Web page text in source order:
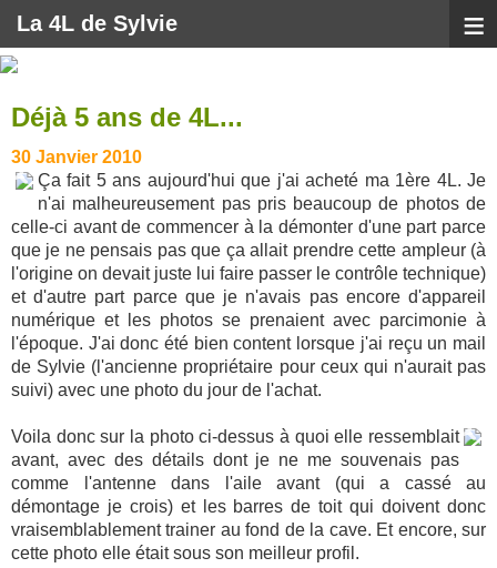
Déjà 5 ans de 4L...
30 Janvier 2010
Ça fait 5 ans aujourd'hui que j'ai acheté ma 1ère 4L. Je
n'ai malheureusement pas pris beaucoup de photos de
celle-ci avant de commencer à la démonter d'une part parce
que je ne pensais pas que ça allait prendre cette ampleur (à
l'origine on devait juste lui faire passer le contrôle technique)
et d'autre part parce que je n'avais pas encore d'appareil
numérique et les photos se prenaient avec parcimonie à
l'époque. J'ai donc été bien content lorsque j'ai reçu un mail
de Sylvie (l'ancienne propriétaire pour ceux qui n'aurait pas
suivi) avec une photo du jour de l'achat.
Voila donc sur la photo ci-dessus à quoi elle ressemblait
avant, avec des détails dont je ne me souvenais pas
comme l'antenne dans l'aile avant (qui a cassé au
démontage je crois) et les barres de toit qui doivent donc
vraisemblablement trainer au fond de la cave. Et encore, sur
cette photo elle était sous son meilleur profil.
La 4L de Sylvie ≡